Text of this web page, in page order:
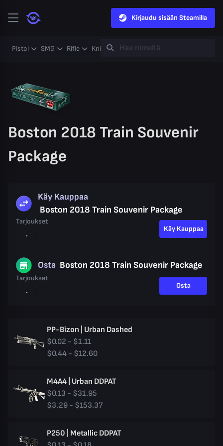
Kirjaudu sisään Steamilla
Pistol SMG Rifle Knife Gloves Heavy
Boston 2018 Train Souvenir
Package
Käy Kauppaa
Boston 2018 Train Souvenir Package
Tarjoukset
Käy Kauppaa
Osta Boston 2018 Train Souvenir Package
Tarjoukset
Osta
PP-Bizon | Urban Dashed
$0.02 - $1.11
$0.44 - $12.60
M4A4 | Urban DDPAT
$0.13 - $31.95
$3.29 - $153.37
P250 | Metallic DDPAT